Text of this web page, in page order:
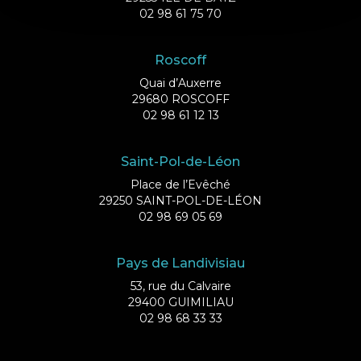
02 98 61 75 70
Roscoff
Quai d’Auxerre
29680 ROSCOFF
02 98 61 12 13
Saint-Pol-de-Léon
Place de l’Evêché
29250 SAINT-POL-DE-LÉON
02 98 69 05 69
Pays de Landivisiau
53, rue du Calvaire
29400 GUIMILIAU
02 98 68 33 33